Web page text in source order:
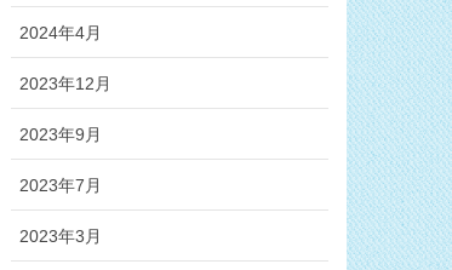
2024年4月
2023年12月
2023年9月
2023年7月
2023年3月